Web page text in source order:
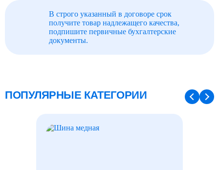
В строго указанный в договоре срок
получите товар надлежащего качества,
подпишите первичные бухгалтерские
документы.
ПОПУЛЯРНЫЕ КАТЕГОРИИ